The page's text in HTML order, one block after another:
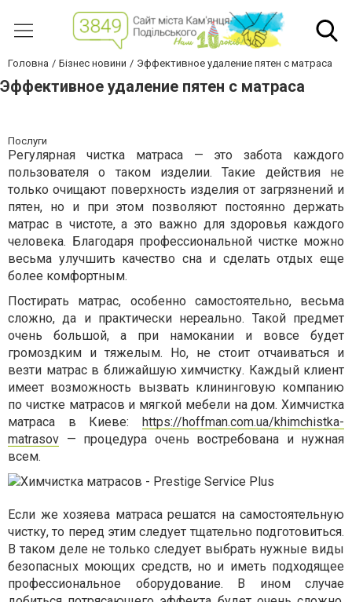
Головна Бізнес новини Эффективное удаление пятен с матраса
Эффективное удаление пятен с матраса
Послуги
Регулярная чистка матраса — это забота каждого
пользователя о таком изделии. Такие действия не
только очищают поверхность изделия от загрязнений и
пятен, но и при этом позволяют постоянно держать
матрас в чистоте, а это важно для здоровья каждого
человека. Благодаря профессиональной чистке можно
весьма улучшить качество сна и сделать отдых еще
более комфортным.
Постирать матрас, особенно самостоятельно, весьма
сложно, да и практически нереально. Такой предмет
очень большой, а при намокании и вовсе будет
громоздким и тяжелым. Но, не стоит отчаиваться и
везти матрас в ближайшую химчистку. Каждый клиент
имеет возможность вызвать клининговую компанию
по чистке матрасов и мягкой мебели на дом. Химчистка
матраса в Киеве: https://hoffman.com.ua/khimchistka-
matrasov — процедура очень востребована и нужная
всем.
Если же хозяева матраса решатся на самостоятельную
чистку, то перед этим следует тщательно подготовиться.
В таком деле не только следует выбрать нужные виды
безопасных моющих средств, но и иметь подходящее
профессиональное оборудование. В ином случае